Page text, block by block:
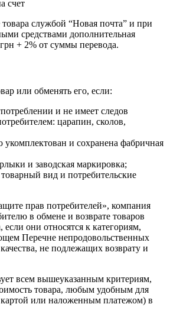
счет
службой “Новая почта” и при
средствами дополнительная
+ 2% от суммы перевода.
или обменять его, если:
и не имеет следов
царапин, сколов,
укомплектован и сохранена фабричная
и заводская маркировка;
товарный вид и потребительские
прав потребителей», компания
в обмене и возврате товаров
если они относятся к категориям,
Перечне непродовольственных
не подлежащих возврату и
всем вышеуказанным критериям,
товара, любым удобным для
или наложенным платежом) в